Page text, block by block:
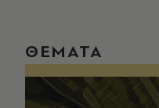
ΘΕΜΑΤΑ